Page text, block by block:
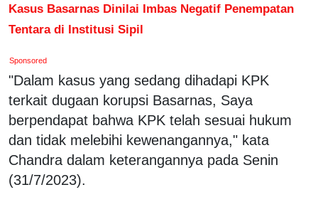
Kasus Basarnas Dinilai Imbas Negatif Penempatan
Tentara di Institusi Sipil
Sponsored
"Dalam kasus yang sedang dihadapi KPK
terkait dugaan korupsi Basarnas, Saya
berpendapat bahwa KPK telah sesuai hukum
dan tidak melebihi kewenangannya," kata
Chandra dalam keterangannya pada Senin
(31/7/2023).